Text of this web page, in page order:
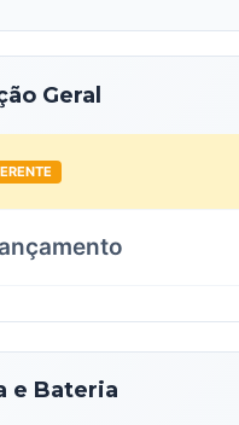
Geral
e Bateria